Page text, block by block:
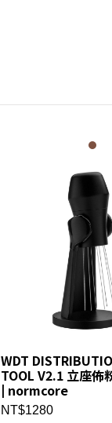
WDT
TOOL V2.1 立座佈
| normcore
NT$1280